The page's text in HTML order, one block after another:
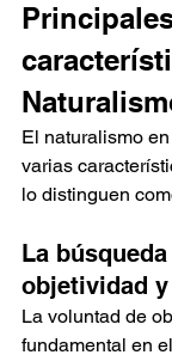
El naturalismo
varias
lo distinguen
La
objetividad
La voluntad de
fundamental en